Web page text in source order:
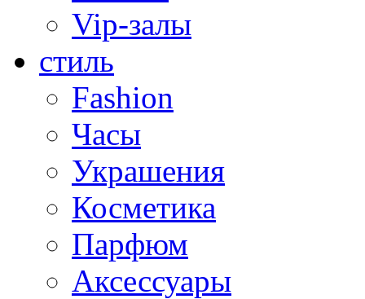
Vip-залы
стиль
Fashion
Часы
Украшения
Косметика
Парфюм
Аксессуары